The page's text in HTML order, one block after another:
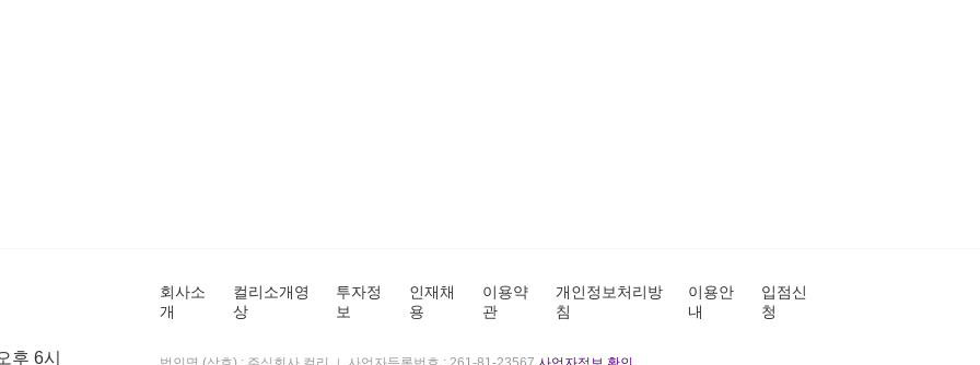
후 6시
회사소
개
컬리소개영
상
투자정
보
인재채
용
이용약
관
개인정보처리방
침
이용안
내
입점신
청